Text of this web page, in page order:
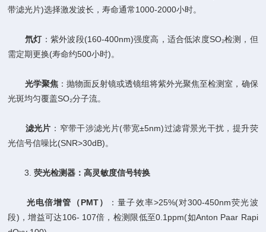
带滤光片)选择激发波长，寿命通常1000-2000小时。
​氘灯​​：紫外波段(160-400nm)强度高，适合低浓度SO₂检测，但
需定期更换(寿命约500小时)。
​光学聚焦​​：抛物面反射镜或透镜组将紫外光聚焦至检测室，确保
光斑均匀覆盖SO₂分子流。
​滤光片​ ​：窄带干涉滤光片(带宽±5nm)过滤背景光干扰，提升荧
光信号信噪比(SNR>30dB)。
3. ​​荧光检测器：高灵敏度信号转换​
​光电倍增管（PMT）​
​：量子效率>25%(对300-450nm荧光波
段)，增益可达106- 107倍，检测限低至0.1ppm(如Anton Paar Rapi